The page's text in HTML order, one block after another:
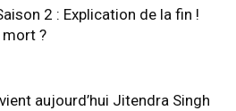
2 : Explication de la fin !
mort ?
aujourd’hui Jitendra Singh